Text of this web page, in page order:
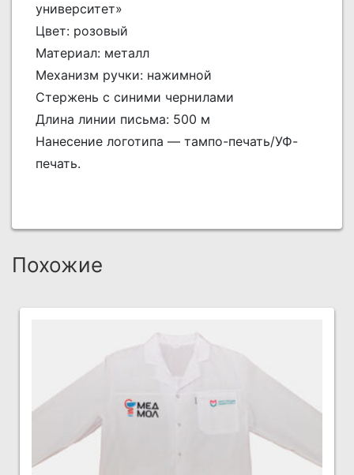
университет»
Цвет: розовый
Материал: металл
Механизм ручки: нажимной
Стержень с синими чернилами
Длина линии письма: 500 м
Нанесение логотипа — тампо-печать/УФ-
печать.
Похожие